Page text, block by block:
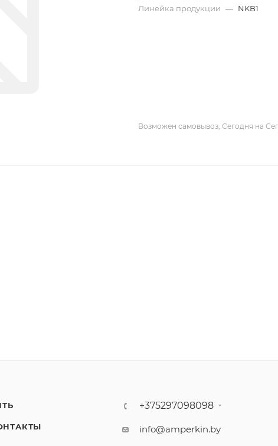
Линейка продукции — NKB1
Возможен самовывоз, Сегодня на
+375297098098
info@amperkin.by